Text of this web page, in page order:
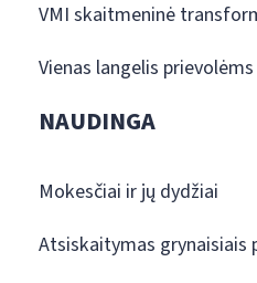
VMI skaitmeninė
Vienas langelis
NAUDINGA
Mokesčiai ir jų dydžiai
Atsiskaitymas grynaisiais